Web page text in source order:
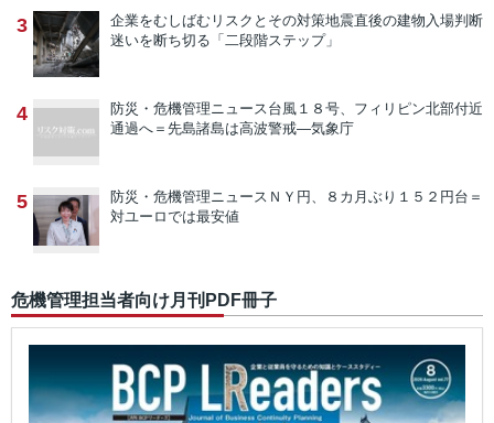
3 企業をむしばむリスクとその対策地震直後の建物入場判断
迷いを断ち切る「二段階ステップ」
4 防災・危機管理ニュース台風１８号、フィリピン北部付近
通過へ＝先島諸島は高波警戒―気象庁
5 防災・危機管理ニュース ＮＹ円、８カ月ぶり１５２円台＝
対ユーロでは最安値
危機管理担当者向け月刊PDF冊子